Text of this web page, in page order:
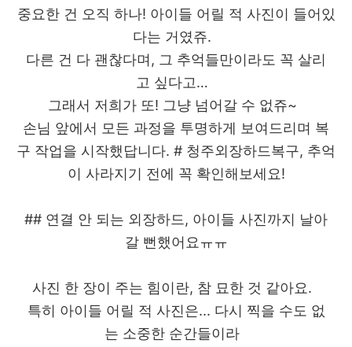
중요한 건 오직 하나! 아이들 어릴 적 사진이 들어있
다는 거였쥬.
다른 건 다 괜찮다며, 그 추억들만이라도 꼭 살리
고 싶다고…
그래서 저희가 또! 그냥 넘어갈 수 없쥬~
손님 앞에서 모든 과정을 투명하게 보여드리며 복
구 작업을 시작했답니다. # 청주외장하드복구, 추억
이 사라지기 전에 꼭 확인해보세요!
## 연결 안 되는 외장하드, 아이들 사진까지 날아
갈 뻔했어요ㅠㅠ
사진 한 장이 주는 힘이란, 참 묘한 것 같아요.
특히 아이들 어릴 적 사진은... 다시 찍을 수도 없
는 소중한 순간들이라